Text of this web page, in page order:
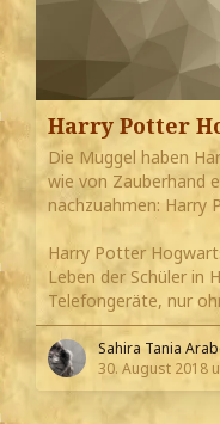
Harry Potter
Die Muggel haben
wie von Zauberhand
nachzuahmen: Harry
Harry Potter
Leben der Schüler in
Telefongeräte, nur
Sahira Tania
30. August 2018